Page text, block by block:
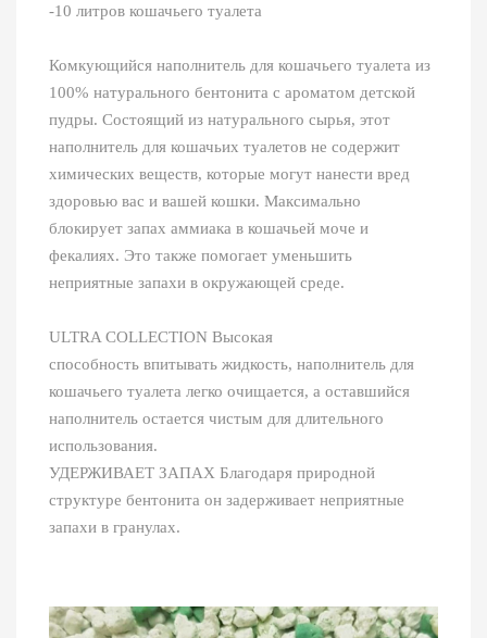
-10 литров кошачьего туалета
Комкующийся наполнитель для кошачьего туалета из
100% натурального бентонита с ароматом детской
пудры. Состоящий из натурального сырья, этот
наполнитель для кошачьих туалетов не содержит
химических веществ, которые могут нанести вред
здоровью вас и вашей кошки. Максимально
блокирует запах аммиака в кошачьей моче и
фекалиях. Это также помогает уменьшить
неприятные запахи в окружающей среде.
ULTRA COLLECTION Высокая
способность впитывать жидкость, наполнитель для
кошачьего туалета легко очищается, а оставшийся
наполнитель остается чистым для длительного
использования.
УДЕРЖИВАЕТ ЗАПАХ Благодаря природной
структуре бентонита он задерживает неприятные
запахи в гранулах.